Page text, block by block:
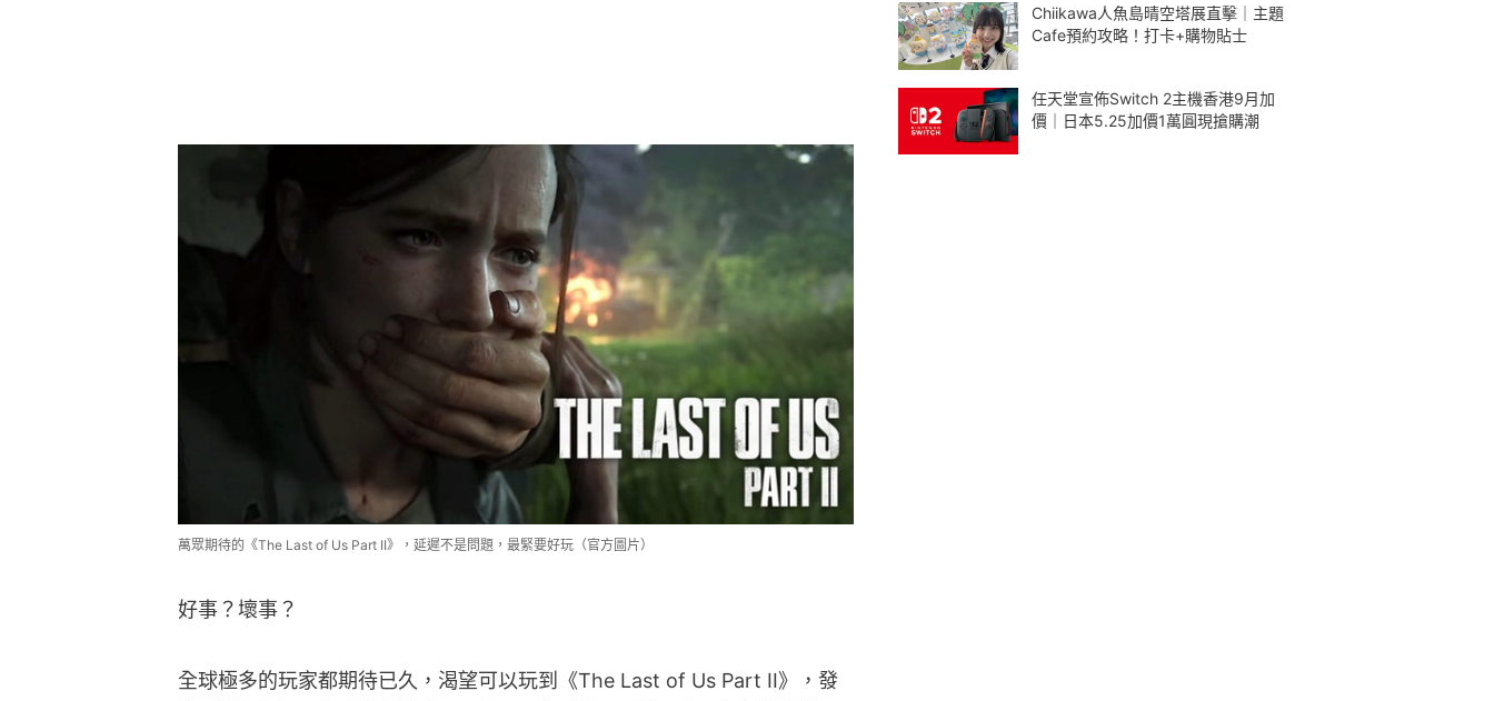
萬眾期待的《The Last of Us Part II》，延遲不是問題，最緊要好玩（官方圖片）
好事？壞事？
全球極多的玩家都期待已久，渴望可以玩到《The Last of Us Part II》，發
Chiikawa人魚島晴空塔展直擊｜主題
Cafe預約攻略！打卡+購物貼士
任天堂宣佈Switch 2主機香港9月加
價｜日本5.25加價1萬圓現搶購潮